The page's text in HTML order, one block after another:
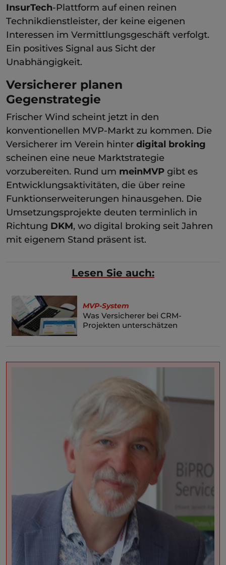
InsurTech-Plattform auf einen reinen
Technikdienstleister, der keine eigenen
Interessen im Vermittlungsgeschäft verfolgt.
Ein positives Signal aus Sicht der
Unabhängigkeit.
Versicherer planen
Gegenstrategie
Frischer Wind scheint jetzt in den
konventionellen MVP-Markt zu kommen. Die
Versicherer im Verein hinter digital broking
scheinen eine neue Marktstrategie
vorzubereiten. Rund um meinMVP gibt es
Entwicklungsaktivitäten, die über reine
Funktionserweiterungen hinausgehen. Die
Umsetzungsprojekte deuten terminlich in
Richtung DKM, wo digital broking seit Jahren
mit eigenem Stand präsent ist.
Lesen Sie auch:
MVP-System
Was Versicherer bei CRM-
Projekten unterschätzen